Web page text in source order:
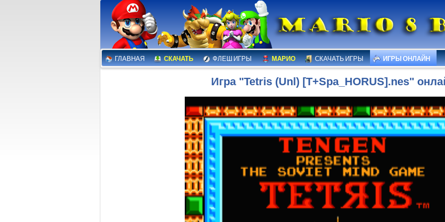
ГЛАВНАЯ СКАЧАТЬ ФЛЕШ ИГРЫ МАРИО СКАЧАТЬ ИГРЫ ИГРЫ ОНЛАЙН
Игра "Tetris (Unl) [T+Spa_HORUS].nes"